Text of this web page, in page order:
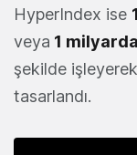
HyperIndex ise
veya 1
şekilde
tasarlandı.